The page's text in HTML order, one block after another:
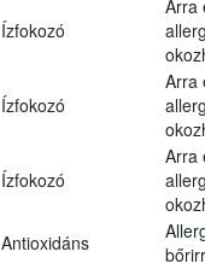
Ízfokozó
Arra
Ízfokozó
Arra
Ízfokozó
Arra
Antioxidáns